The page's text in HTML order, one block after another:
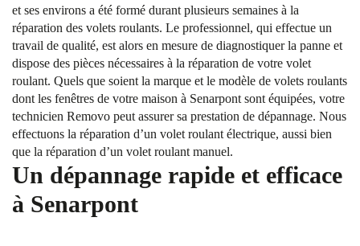
et ses environs a été formé durant plusieurs semaines à la
réparation des volets roulants. Le professionnel, qui effectue un
travail de qualité, est alors en mesure de diagnostiquer la panne et
dispose des pièces nécessaires à la réparation de votre volet
roulant. Quels que soient la marque et le modèle de volets roulants
dont les fenêtres de votre maison à Senarpont sont équipées, votre
technicien Removo peut assurer sa prestation de dépannage. Nous
effectuons la réparation d’un volet roulant électrique, aussi bien
que la réparation d’un volet roulant manuel.
Un dépannage rapide et efficace
à Senarpont